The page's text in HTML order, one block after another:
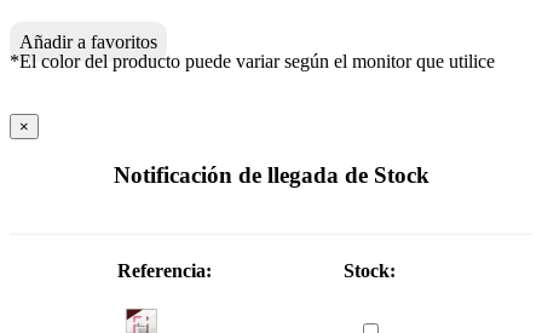
Añadir a favoritos
*El color del producto puede variar según el monitor que utilice
×
Notificación de llegada de Stock
Referencia: Stock: